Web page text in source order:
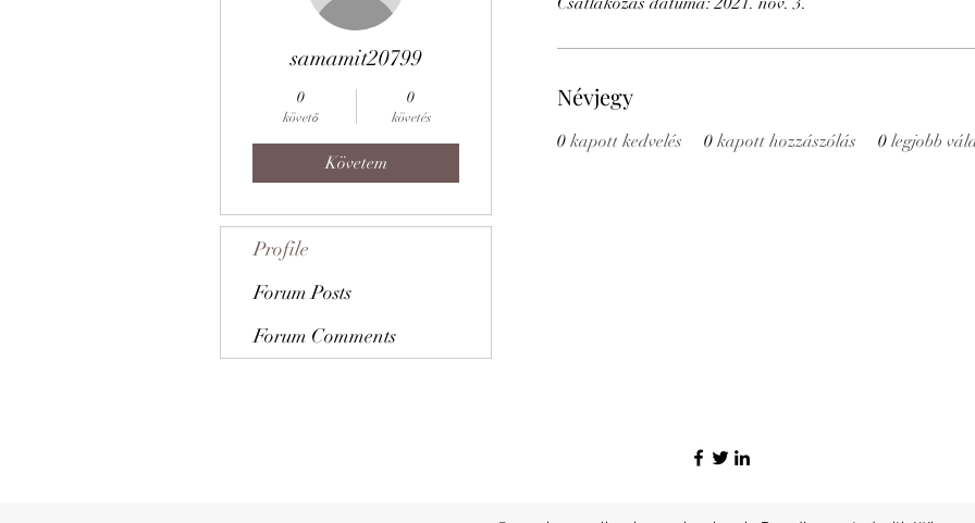
Névjegy
0 kapott kedvelés 0 kapott hozzászólás 0 legjobb
samamit20799
0
követő
0
követés
Követem
Profile
Forum Posts
Forum Comments